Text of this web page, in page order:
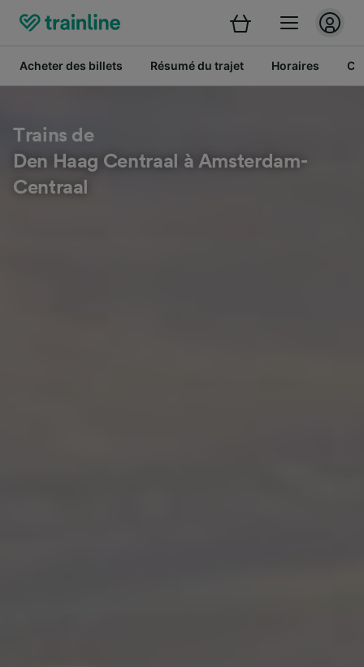
Acheter des billets Résumé du trajet Horaires
Trains de
Den Haag Centraal à Amsterdam-
Centraal